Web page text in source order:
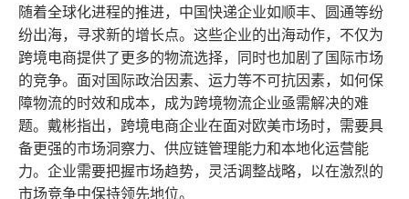
随着全球化进程的推进，中国快递企业如顺丰、圆通等纷
纷出海，寻求新的增长点。这些企业的出海动作，不仅为
跨境电商提供了更多的物流选择，同时也加剧了国际市场
的竞争。面对国际政治因素、运力等不可抗因素，如何保
障物流的时效和成本，成为跨境物流企业亟需解决的难
题。戴彬指出，跨境电商企业在面对欧美市场时，需要具
备更强的市场洞察力、供应链管理能力和本地化运营能
力。企业需要把握市场趋势，灵活调整战略，以在激烈的
市场竞争中保持领先地位。